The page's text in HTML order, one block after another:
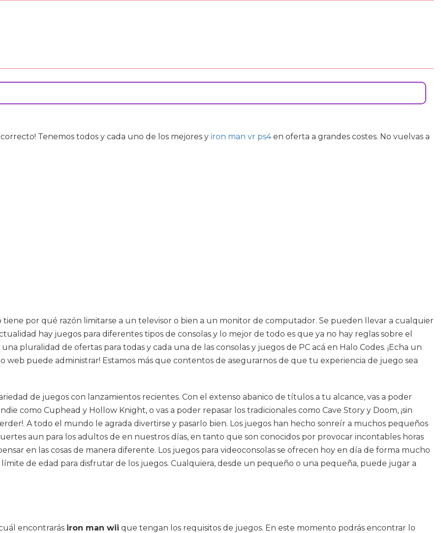
Tenemos todos y cada uno de los mejores y iron man vr ps4en oferta a grandes costes. No vuelvas a
por qué razón limitarse a un televisor o bien a un monitor de computador. Se pueden llevar a cualquier
hay juegos para diferentes tipos de consolas y lo mejor de todo es que ya no hay reglas sobre el
pluralidad de ofertas para todas y cada una de las consolas y juegos de PC acá en Halo Codes. ¡Echa un
web puede administrar! Estamos más que contentos de asegurarnos de que tu experiencia de juego sea
de juegos con lanzamientos recientes. Con el extenso abanico de títulos a tu alcance, vas a poder
como Cuphead y Hollow Knight, o vas a poder repasar los tradicionales como Cave Story y Doom, ¡sin
A todo el mundo le agrada divertirse y pasarlo bien. Los juegos han hecho sonreír a muchos pequeños
aun para los adultos de en nuestros días, en tanto que son conocidos por provocar incontables horas
en las cosas de manera diferente. Los juegos para videoconsolas se ofrecen hoy en día de forma mucho
de edad para disfrutar de los juegos. Cualquiera, desde un pequeño o una pequeña, puede jugar a
encontrarás iron man wii que tengan los requisitos de juegos. En este momento podrás encontrar lo